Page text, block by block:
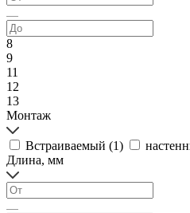
8
9
11
12
13
Монтаж
Встраиваемый (1)
Длина, мм